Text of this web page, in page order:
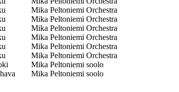
Mika Peltoniemi Orchestra
Mika Peltoniemi Orchestra
Mika Peltoniemi Orchestra
Mika Peltoniemi Orchestra
Mika Peltoniemi Orchestra
Mika Peltoniemi Orchestra
Mika Peltoniemi soolo
Mika Peltoniemi soolo